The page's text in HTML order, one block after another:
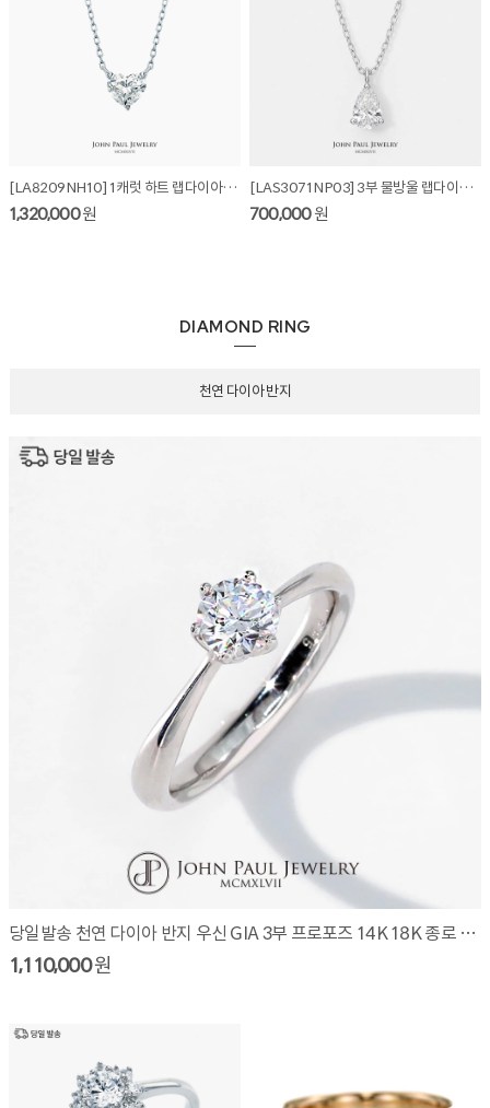
[LA8209NH10] 1캐럿 하트 랩다이아몬드 목걸이
1,320,000원
[LAS3071NP03] 3부 물방울 랩다이아몬드 목걸이
700,000 원
DIAMOND RING
천연 다이아 반지
당일발송 천연 다이아 반지 우신 GIA 3부 프로포즈 14K 18K 종로 예물 W3010R03
1,110,000원